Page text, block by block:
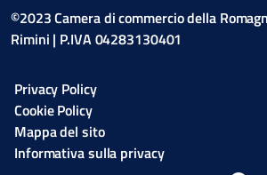
©2023 Camera di commercio della
Rimini | P.IVA 04283130401
Privacy Policy
Cookie Policy
Mappa del sito
Informativa sulla privacy